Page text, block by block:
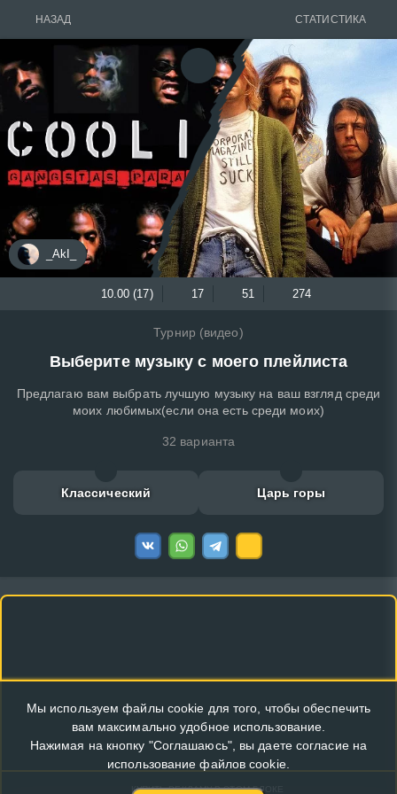
НАЗАД СТАТИСТИКА
_AkI_
10.00 (17) 17 51 274
Турнир (видео)
Выберите музыку с моего плейлиста
Предлагаю вам выбрать лучшую музыку на ваш взгляд среди
моих любимых(если она есть среди моих)
32 варианта
Классический Царь горы
КУПИТЬ РЕКЛАМУ В ЭТОМ БЛОКЕ
Мы используем файлы cookie для того, чтобы обеспечить
вам максимально удобное использование.
Нажимая на кнопку "Соглашаюсь", вы даете согласие на
использование файлов cookie.